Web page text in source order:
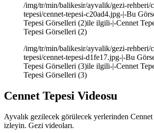
/img/tr/min/balikesir/ayvalik/gezi-rehberi/
tepesi/cennet-tepesi-c20ad4.jpg-|-Bu
Tepesi Görselleri (2)ile ilgili-|-Cennet
Tepesi Görselleri (2)
/img/tr/min/balikesir/ayvalik/gezi-rehberi/
tepesi/cennet-tepesi-d1fe17.jpg-|-Bu
Tepesi Görselleri (3)ile ilgili-|-Cennet
Tepesi Görselleri (3)
Cennet Tepesi Videosu
Ayvalık gezilecek görülecek yerlerinden
izleyin. Gezi videoları.